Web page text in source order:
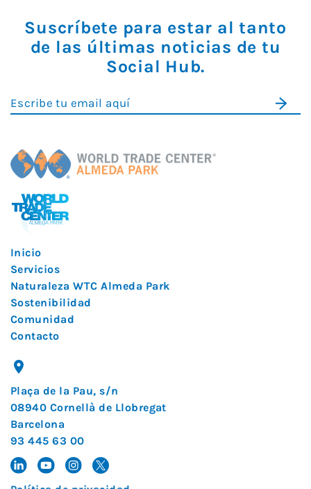
Suscríbete para estar al tanto
de las últimas noticias de tu
Social Hub.
Inicio
Servicios
Naturaleza WTC Almeda Park
Sostenibilidad
Comunidad
Contacto
Plaça de la Pau, s/n
08940 Cornellà de Llobregat
Barcelona
93 445 63 00